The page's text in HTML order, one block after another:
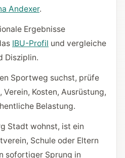
Andexer.
Ergebnisse
IBU-Profil und vergleiche
Disziplin.
Sportweg suchst, prüfe
Kosten, Ausrüstung,
Belastung.
Stadt wohnst, ist ein
Schule oder Eltern
sofortiger Sprung in